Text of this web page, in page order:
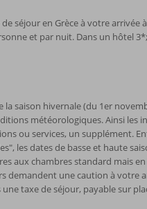
séjour en Grèce à votre
et par nuit. Dans un hôtel
saison hivernale (du 1er
météorologiques. Ainsi les
ou services, un supplément.
les dates de basse et haute
aux chambres standard mais
demandent une caution à votre
taxe de séjour, payable sur